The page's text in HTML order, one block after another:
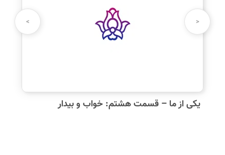
<
>
یکی از ما – قسمت هشتم: خواب و بیدار